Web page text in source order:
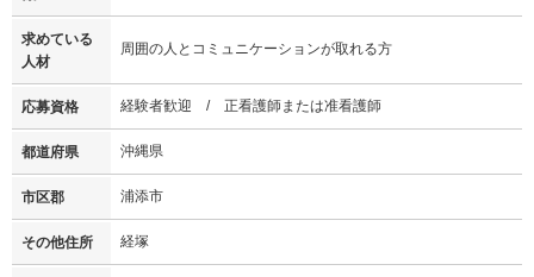
求めている
人材
周囲の人とコミュニケーションが取れる方
応募資格 経験者歓迎 / 正看護師または准看護師
都道府県 沖縄県
市区郡 浦添市
その他住所 経塚